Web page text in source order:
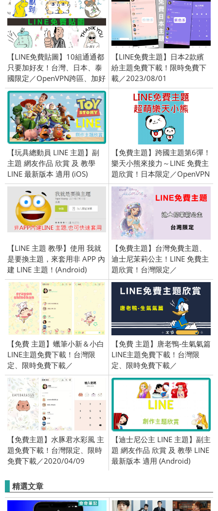
【LINE免費貼圖】10組通通都
只要加好友！台灣、日本、泰
國限定／OpenVPN跨區、加好
友、綁門號／2022/10/18
【LINE免費主題】日本2款繽
紛主題免費下載！限時免費下
載／2023/08/01
【玩具總動員 LINE 主題】副
主題 網友作品 欣賞 及 教學
LINE 最新版本 適用 (iOS)
【免費主題】跨國主題第6彈！
樂天小熊來接力～LINE 免費主
題欣賞！日本限定／OpenVPN
跨區、加好友／2015/10/22上
【LINE 主題 教學】使用 我就
是要換主題，來套用非 APP 內
建 LINE 主題！(Android)
【免費主題】台灣免費主題、
迪士尼茉莉公主！LINE 免費主
題欣賞！台灣限定／
2018/7/26
【免費 主題】蠟筆小新＆小白
LINE主題免費下載！台灣限
定、限時免費下載／
2019/10/14
【免費 主題】唐老鴨-生氣氣篇
LINE主題免費下載！台灣限
定、限時免費下載／
2019/09/26
【免費主題】水豚君水彩風 主
題免費下載！台灣限定、限時
免費下載／2020/04/09
【迪士尼公主 LINE 主題】副主
題 網友作品 欣賞 及 教學 LINE
最新版本 適用 (Android)
精選文章